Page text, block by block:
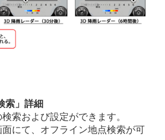
索」詳細
索および設定ができます。
面にて、オフライン地点検索が可